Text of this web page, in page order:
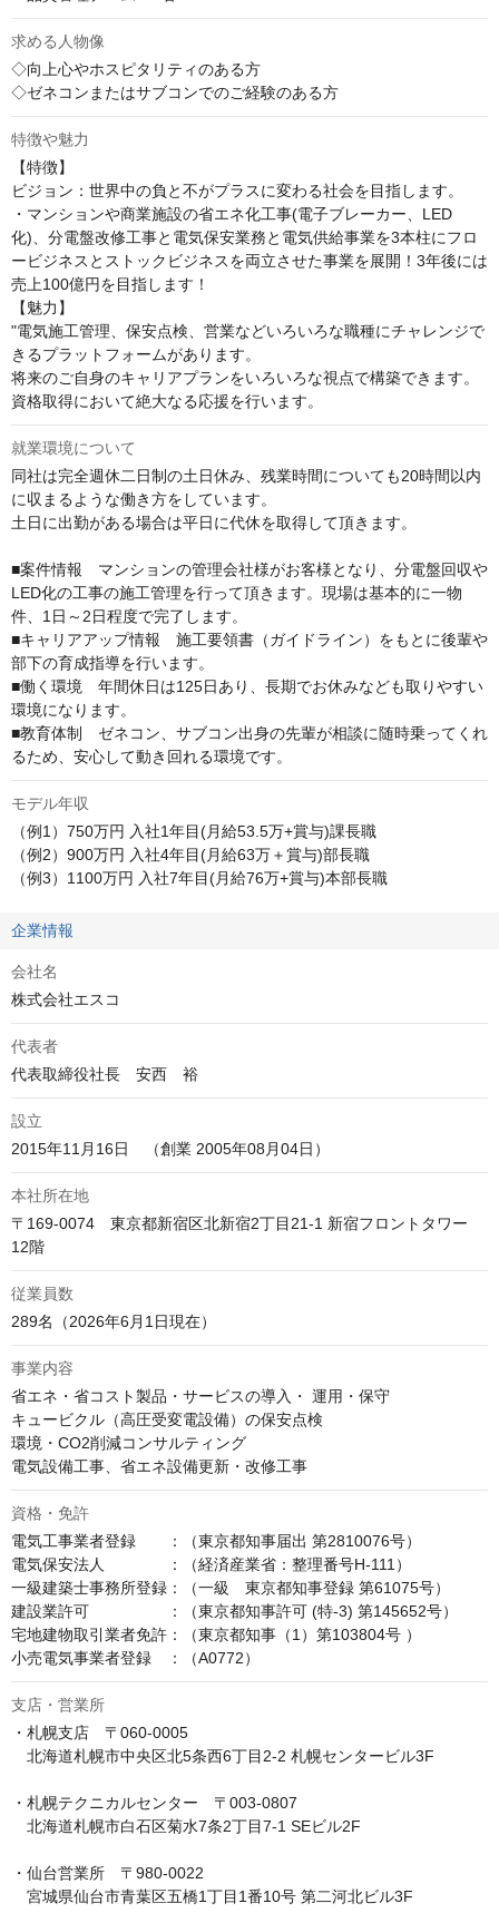
求める人物像
◇向上心やホスピタリティのある方
◇ゼネコンまたはサブコンでのご経験のある方
特徴や魅力
【特徴】
ビジョン：世界中の負と不がプラスに変わる社会を目指します。
・マンションや商業施設の省エネ化工事(電子ブレーカー、LED
化)、分電盤改修工事と電気保安業務と電気供給事業を3本柱にフロ
ービジネスとストックビジネスを両立させた事業を展開！3年後には
売上100億円を目指します！
【魅力】
"電気施工管理、保安点検、営業などいろいろな職種にチャレンジで
きるプラットフォームがあります。
将来のご自身のキャリアプランをいろいろな視点で構築できます。
資格取得において絶大なる応援を行います。
就業環境について
同社は完全週休二日制の土日休み、残業時間についても20時間以内
に収まるような働き方をしています。
土日に出勤がある場合は平日に代休を取得して頂きます。
■案件情報　マンションの管理会社様がお客様となり、分電盤回収や
LED化の工事の施工管理を行って頂きます。現場は基本的に一物
件、1日～2日程度で完了します。
■キャリアアップ情報　施工要領書（ガイドライン）をもとに後輩や
部下の育成指導を行います。
■働く環境　年間休日は125日あり、長期でお休みなども取りやすい
環境になります。
■教育体制　ゼネコン、サブコン出身の先輩が相談に随時乗ってくれ
るため、安心して動き回れる環境です。
モデル年収
（例1）750万円 入社1年目(月給53.5万+賞与)課長職
（例2）900万円 入社4年目(月給63万＋賞与)部長職
（例3）1100万円 入社7年目(月給76万+賞与)本部長職
企業情報
会社名
株式会社エスコ
代表者
代表取締役社長　安西　裕
設立
2015年11月16日　（創業 2005年08月04日）
本社所在地
〒169-0074　東京都新宿区北新宿2丁目21-1 新宿フロントタワー
12階
従業員数
289名（2026年6月1日現在）
事業内容
省エネ・省コスト製品・サービスの導入・ 運用・保守
キュービクル（高圧受変電設備）の保安点検
環境・CO2削減コンサルティング
電気設備工事、省エネ設備更新・改修工事
資格・免許
電気工事業者登録　　：（東京都知事届出 第2810076号）
電気保安法人　　　　：（経済産業省：整理番号H-111）
一級建築士事務所登録：（一級　東京都知事登録 第61075号）
建設業許可　　　　　：（東京都知事許可 (特-3) 第145652号）
宅地建物取引業者免許：（東京都知事（1）第103804号 ）
小売電気事業者登録　：（A0772）
支店・営業所
・札幌支店　〒060-0005
北海道札幌市中央区北5条西6丁目2-2 札幌センタービル3F
・札幌テクニカルセンター　〒003-0807
北海道札幌市白石区菊水7条2丁目7-1 SEビル2F
・仙台営業所　〒980-0022
宮城県仙台市青葉区五橋1丁目1番10号 第二河北ビル3F